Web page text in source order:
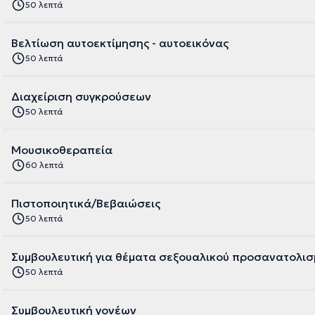
50 λεπτά
Βελτίωση αυτοεκτίμησης - αυτοεικόνας
50 λεπτά
Διαχείριση συγκρούσεων
50 λεπτά
Μουσικοθεραπεία
60 λεπτά
Πιστοποιητικά/Βεβαιώσεις
50 λεπτά
Συμβουλευτική για θέματα σεξουαλικού
50 λεπτά
Συμβουλευτική γονέων